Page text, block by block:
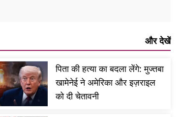
और देखें
पिता की हत्या का बदला लेंगे: मुज्तबा
खामेनेई ने अमेरिका और इज़राइल
को दी चेतावनी